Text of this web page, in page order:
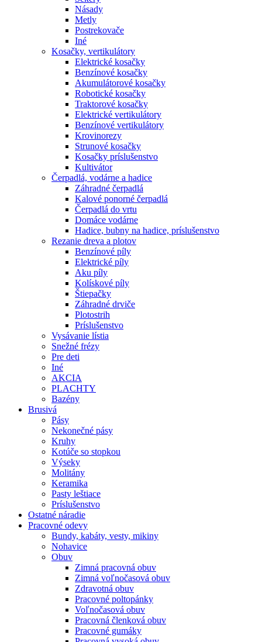
Násady
Metly
Postrekovače
Iné
Kosačky, vertikulátory
Elektrické kosačky
Benzínové kosačky
Akumulátorové kosačky
Robotické kosačky
Traktorové kosačky
Elektrické vertikulátory
Benzínové vertikulátory
Krovinorezy
Strunové kosačky
Kosačky príslušenstvo
Kultivátor
Čerpadlá, vodárne a hadice
Záhradné čerpadlá
Kalové ponorné čerpadlá
Čerpadlá do vrtu
Domáce vodárne
Hadice, bubny na hadice, príslušenstvo
Rezanie dreva a plotov
Benzínové píly
Elektrické píly
Aku píly
Kolískové píly
Štiepačky
Záhradné drviče
Plotostrih
Príslušenstvo
Vysávanie lístia
Snežné frézy
Pre deti
Iné
AKCIA
PLACHTY
Bazény
Brusivá
Pásy
Nekonečné pásy
Kruhy
Kotúče so stopkou
Výseky
Molitány
Keramika
Pasty leštiace
Príslušenstvo
Ostatné náradie
Pracovné odevy
Bundy, kabáty, vesty, mikiny
Nohavice
Obuv
Zimná pracovná obuv
Zimná voľnočasová obuv
Zdravotná obuv
Pracovné poltopánky
Voľnočasová obuv
Pracovná členková obuv
Pracovné gumáky